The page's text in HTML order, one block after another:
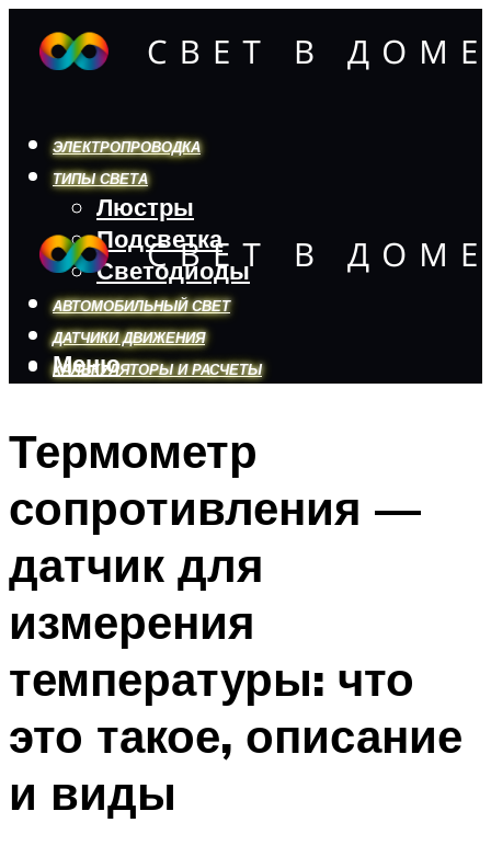
ЭЛЕКТРОПРОВОДКА
ТИПЫ СВЕТА
Люстры
Подсветка
Светодиоды
АВТОМОБИЛЬНЫЙ СВЕТ
ДАТЧИКИ ДВИЖЕНИЯ
КАЛЬКУЛЯТОРЫ И РАСЧЕТЫ
Меню
Меню
Термометр
сопротивления —
датчик для
измерения
температуры: что
это такое, описание
и виды